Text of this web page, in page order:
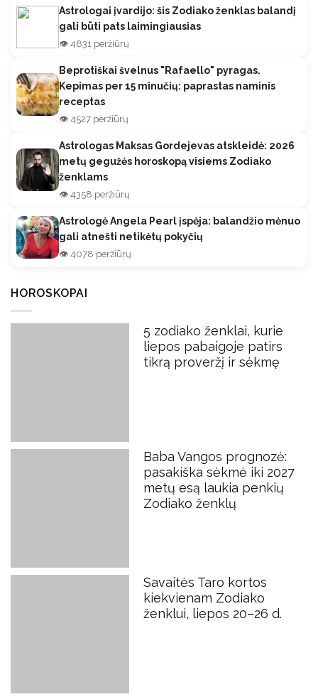
Astrologai įvardijo: šis Zodiako ženklas balandį
gali būti pats laimingiausias
👁️ 4831 peržiūrų
Beprotiškai švelnus "Rafaello" pyragas.
Kepimas per 15 minučių: paprastas naminis
receptas
👁️ 4527 peržiūrų
Astrologas Maksas Gordejevas atskleidė: 2026
metų gegužės horoskopą visiems Zodiako
ženklams
👁️ 4358 peržiūrų
Astrologė Angela Pearl įspėja: balandžio mėnuo
gali atnešti netikėtų pokyčių
👁️ 4078 peržiūrų
HOROSKOPAI
5 zodiako ženklai, kurie
liepos pabaigoje patirs
tikrą proveržį ir sėkmę
Baba Vangos prognozė:
pasakiška sėkmė iki 2027
metų esą laukia penkių
Zodiako ženklų
Savaitės Taro kortos
kiekvienam Zodiako
ženklui, liepos 20–26 d.